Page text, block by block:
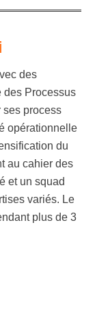
des
des Processus
ses process
opérationnelle
du
au cahier des
et un squad
variés. Le
plus de 3